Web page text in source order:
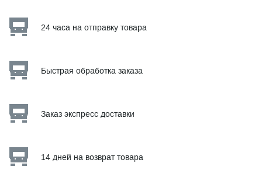
24 часа на отправку товара
Быстрая обработка заказа
Заказ экспресс доставки
14 дней на возврат товара